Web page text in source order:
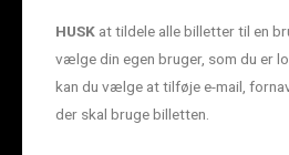
HUSK at tildele alle billetter til en
vælge din egen bruger, som du er
kan du vælge at tilføje e-mail,
der skal bruge billetten.